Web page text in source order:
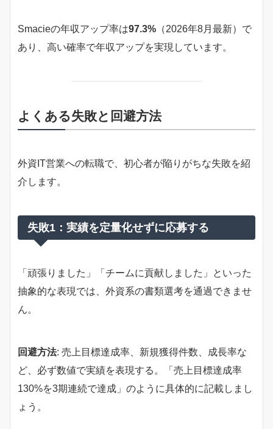
Smacieの年収アップ率は97.3% （2026年8月最新）で
あり、高い確率で年収アップを実現しています。
よくある失敗と回避方法
外資IT営業への転職で、初心者が陥りがちな失敗を紹
介します。
失敗1：実績を定量化せずに応募する
「頑張りました」「チームに貢献しました」といった
抽象的な表現では、外資系の書類選考を通過できませ
ん。
回避方法: 売上目標達成率、新規獲得件数、成長率な
ど、必ず数値で実績を表現する。「売上目標達成率
130%を3期連続で達成」のように具体的に記載しまし
ょう。